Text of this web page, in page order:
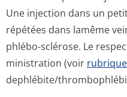
Une injection dans un
répétées dans lamême
phlébo-sclérose. Le
ministration (voir
dephlébite/